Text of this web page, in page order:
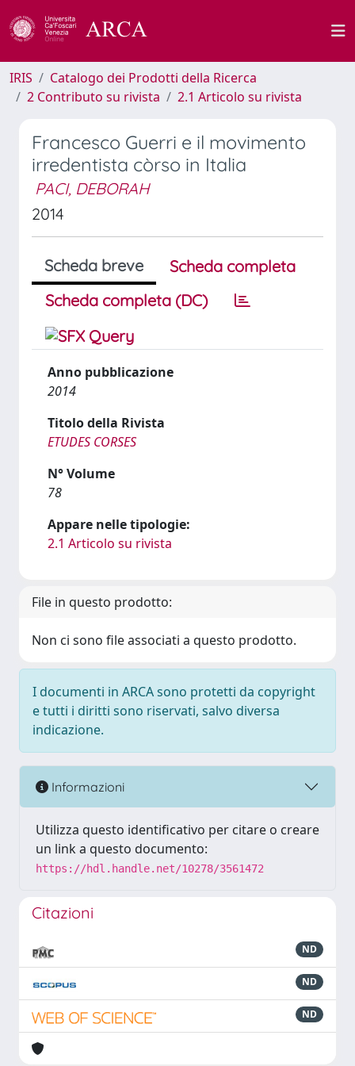
IRIS
Catalogo dei Prodotti della Ricerca
2 Contributo su rivista
2.1 Articolo su rivista
Francesco Guerri e il movimento
irredentista còrso in Italia
PACI, DEBORAH
2014
Scheda breve
Scheda completa
Scheda completa (DC)
Anno pubblicazione
2014
Titolo della Rivista
ETUDES CORSES
N° Volume
78
Appare nelle tipologie:
2.1 Articolo su rivista
File in questo prodotto:
Non ci sono file associati a questo prodotto.
I documenti in ARCA sono protetti da copyright
e tutti i diritti sono riservati, salvo diversa
indicazione.
Informazioni
Utilizza questo identificativo per citare o creare
un link a questo documento:
https://hdl.handle.net/10278/3561472
Citazioni
ND
ND
ND